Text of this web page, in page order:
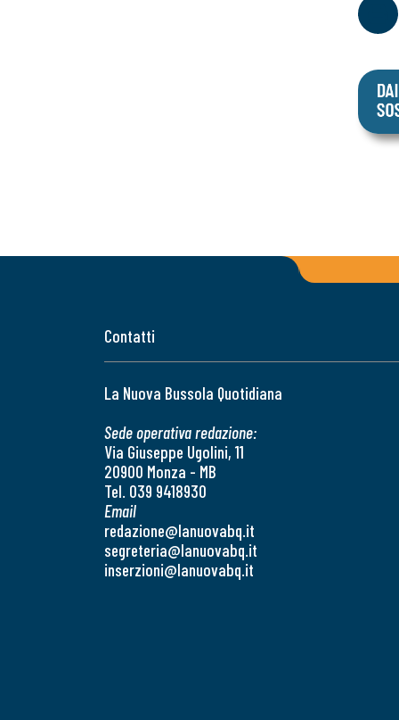
Contatti
La Nuova Bussola Quotidiana
Sede operativa redazione:
Via Giuseppe Ugolini, 11
20900 Monza - MB
Tel. 039 9418930
Email
redazione@lanuovabq.it
segreteria@lanuovabq.it
inserzioni@lanuovabq.it